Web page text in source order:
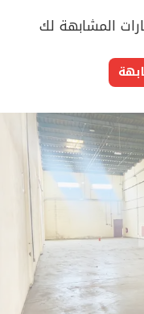
المشابهة لك